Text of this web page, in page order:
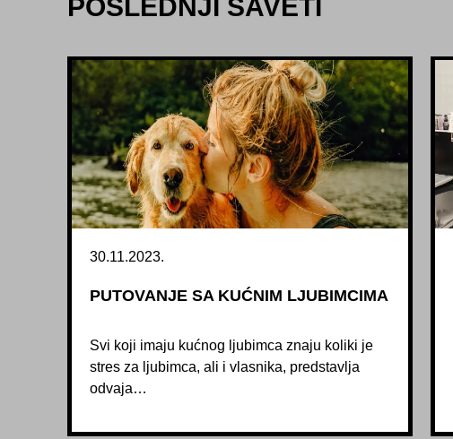
POSLEDNJI SAVETI
30.11.2023.
PUTOVANJE SA KUĆNIM LJUBIMCIMA
Svi koji imaju kućnog ljubimca znaju koliki je
stres za ljubimca, ali i vlasnika, predstavlja
odvaja…